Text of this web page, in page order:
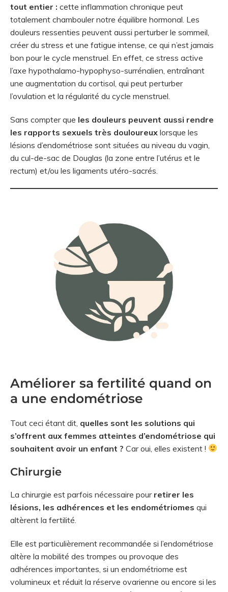
tout entier : cette inflammation chronique peut
totalement chambouler notre équilibre hormonal. Les
douleurs ressenties peuvent aussi perturber le sommeil,
créer du stress et une fatigue intense, ce qui n’est jamais
bon pour le cycle menstruel. En effet, ce stress active
l’axe hypothalamo-hypophyso-surrénalien, entraînant
une augmentation du cortisol, qui peut perturber
l’ovulation et la régularité du cycle menstruel.
Sans compter que les douleurs peuvent aussi rendre
les rapports sexuels très douloureux lorsque les
lésions d’endométriose sont situées au niveau du vagin,
du cul-de-sac de Douglas (la zone entre l’utérus et le
rectum) et/ou les ligaments utéro-sacrés.
Améliorer sa fertilité quand on
a une endométriose
Tout ceci étant dit, quelles sont les solutions qui
s’offrent aux femmes atteintes d’endométriose qui
souhaitent avoir un enfant ? Car oui, elles existent !
Chirurgie
La chirurgie est parfois nécessaire pour retirer les
lésions, les adhérences et les endométriomes qui
altèrent la fertilité.
Elle est particulièrement recommandée si l’endométriose
altère la mobilité des trompes ou provoque des
adhérences importantes, si un endométriome est
volumineux et réduit la réserve ovarienne ou encore si les